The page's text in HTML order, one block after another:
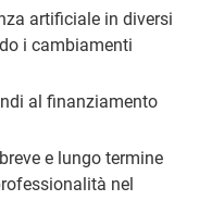
artificiale in diversi
i cambiamenti
al finanziamento
e lungo termine
nel